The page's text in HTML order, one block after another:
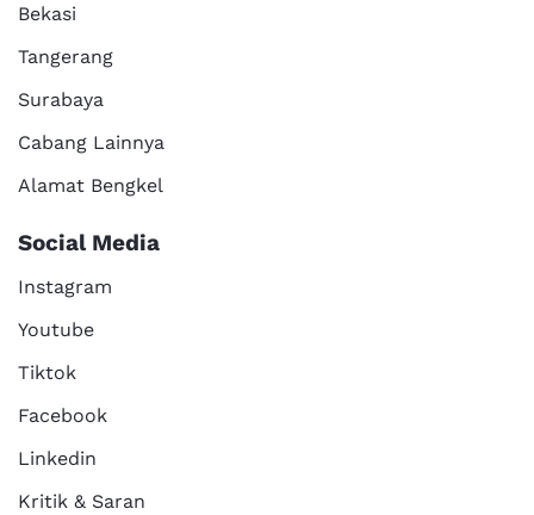
Bekasi
Tangerang
Surabaya
Cabang Lainnya
Alamat Bengkel
Social Media
Instagram
Youtube
Tiktok
Facebook
Linkedin
Kritik & Saran